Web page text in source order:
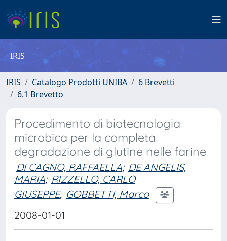
IRIS
IRIS Catalogo Prodotti UNIBA
6 Brevetti
6.1 Brevetto
Procedimento di biotecnologia
microbica per la completa
degradazione di glutine nelle farine
DI CAGNO, RAFFAELLA; DE ANGELIS,
MARIA; RIZZELLO, CARLO
GIUSEPPE; GOBBETTI, Marco
2008-01-01